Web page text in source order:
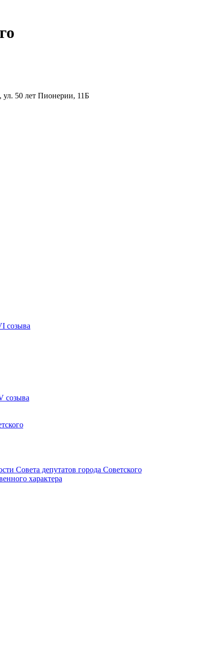
50 лет Пионерии, 11Б
созыва
созыва
Совета депутатов города Советского
характера